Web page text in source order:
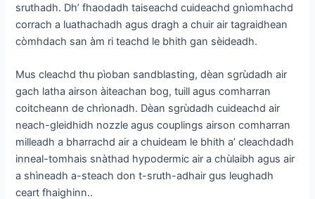
sruthadh. Dh’ fhaodadh taiseachd cuideachd gnìomhachd
corrach a luathachadh agus dragh a chuir air tagraidhean
còmhdach san àm ri teachd le bhith gan sèideadh.
Mus cleachd thu pìoban sandblasting, dèan sgrùdadh air
gach latha airson àiteachan bog, tuill agus comharran
coitcheann de chrìonadh. Dèan sgrùdadh cuideachd air
neach-gleidhidh nozzle agus couplings airson comharran
milleadh a bharrachd air a chuideam le bhith a’ cleachdadh
inneal-tomhais snàthad hypodermic air a chùlaibh agus air
a shìneadh a-steach don t-sruth-adhair gus leughadh
ceart fhaighinn..